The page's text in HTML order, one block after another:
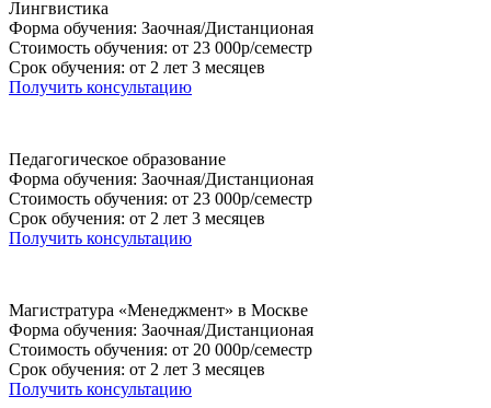
Лингвистика
Форма обучения: Заочная/Дистанционая
Стоимость обучения: от 23 000р/семестр
Срок обучения: от 2 лет 3 месяцев
Получить консультацию
Педагогическое образование
Форма обучения: Заочная/Дистанционая
Стоимость обучения: от 23 000р/семестр
Срок обучения: от 2 лет 3 месяцев
Получить консультацию
Магистратура «Менеджмент» в Москве
Форма обучения: Заочная/Дистанционая
Стоимость обучения: от 20 000р/семестр
Срок обучения: от 2 лет 3 месяцев
Получить консультацию